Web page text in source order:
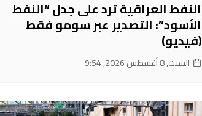
النفط العراقية ترد على جدل “النفط
الأسود”: التصدير عبر سومو فقط
(فيديو)
السبت, 8 أغسطس 2026, 9:54